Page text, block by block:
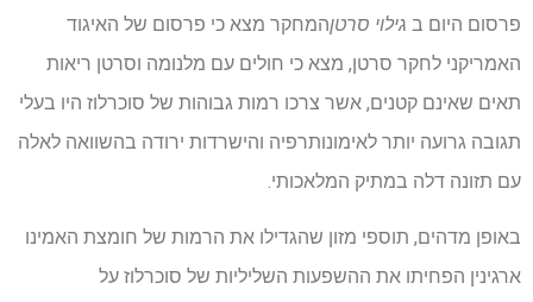
פרסום היום ב גילוי סרטןהמחקר מצא כי פרסום של האיגוד
האמריקני לחקר סרטן, מצא כי חולים עם מלנומה וסרטן ריאות
תאים שאינם קטנים, אשר צרכו רמות גבוהות של סוכרלוז היו בעלי
תגובה גרועה יותר לאימונותרפיה והישרדות ירודה בהשוואה לאלה
עם תזונה דלה במתיק המלאכותי.
באופן מדהים, תוספי מזון שהגדילו את הרמות של חומצת האמינו
ארגינין הפחיתו את ההשפעות השליליות של סוכרלוז על